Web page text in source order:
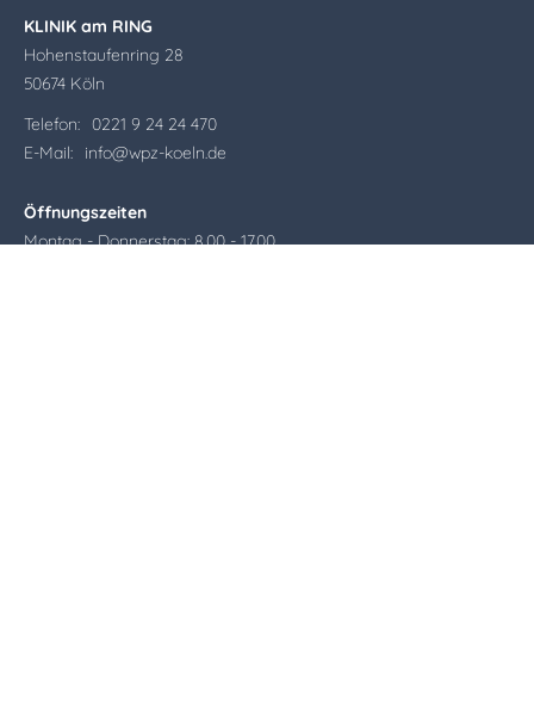
KLINIK am RING
Hohenstaufenring 28
50674 Köln
Telefon: 0221 9 24 24 470
E-Mail:
info@wpz-koeln.de
Öffnungszeiten
Montag - Donnerstag: 8.00 - 17.00